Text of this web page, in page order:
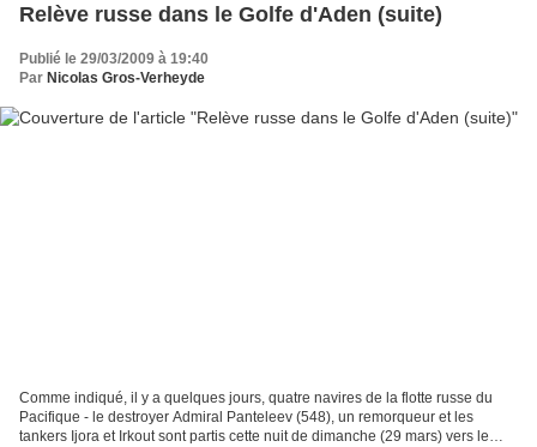
Relève russe dans le Golfe d'Aden (suite)
Publié le 29/03/2009 à 19:40
Par Nicolas Gros-Verheyde
Comme indiqué, il y a quelques jours, quatre navires de la flotte russe du
Pacifique - le destroyer Admiral Panteleev (548), un remorqueur et les
tankers Ijora et Irkout sont partis cette nuit de dimanche (29 mars) vers le